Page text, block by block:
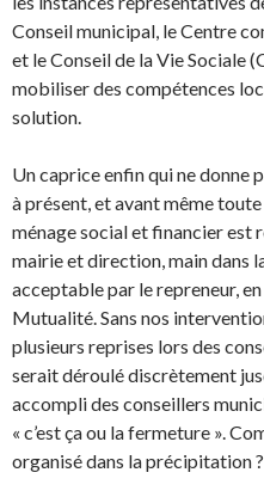
Conseil municipal, le Centre
et le Conseil de la Vie Sociale
mobiliser des compétences
solution.
Un caprice enfin qui ne donne
à présent, et avant même
ménage social et financier est
mairie et direction, main dans
acceptable par le repreneur,
Mutualité. Sans nos
plusieurs reprises lors des
serait déroulé discrètement
accompli des conseillers
« c’est ça ou la fermeture ».
organisé dans la précipitation ?